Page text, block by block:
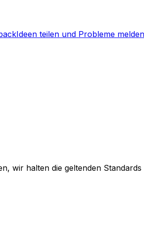
Ideen teilen und Probleme
wir halten die geltenden